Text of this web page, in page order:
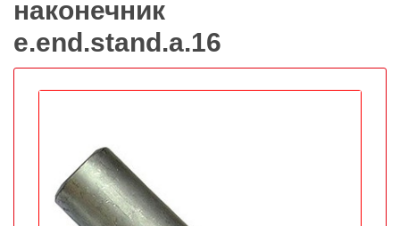
наконечник
e.end.stand.a.16